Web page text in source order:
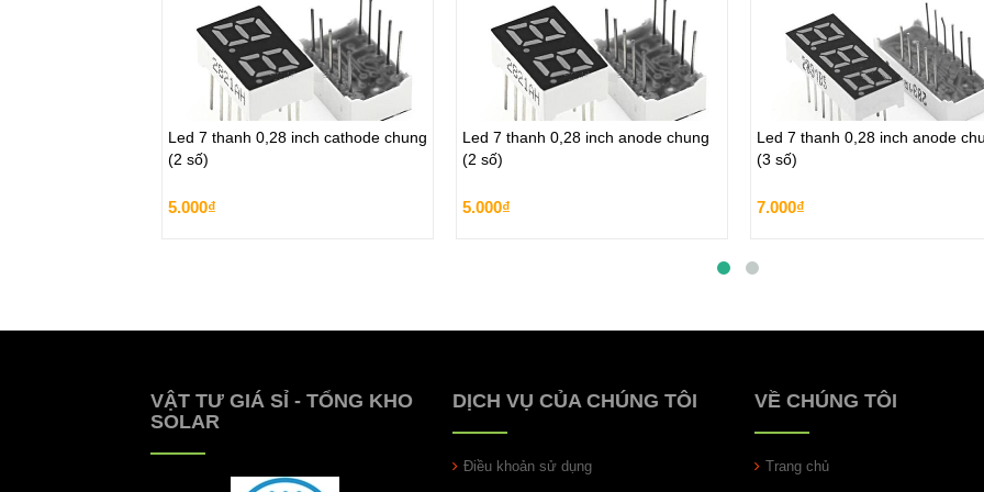
Led 7 thanh 0,28 inch cathode chung
(2 số)
5.000₫
Led 7 thanh 0,28 inch cathode chung
(2 số)
5.000₫
Led 7 thanh 0,28 inch anode chung
(2 số)
5.000₫
Led 7 thanh 0,28 inch anode chung
(2 số)
5.000₫
Led 7 thanh 0,28 inch anode
(3 số)
7.000₫
Led 7 thanh 0,28 inch anode
(3 số)
7.000₫
VẬT TƯ GIÁ SỈ - TỔNG KHO
SOLAR
DỊCH VỤ CỦA CHÚNG TÔI
Điều khoản sử dụng
VỀ CHÚNG TÔI
Trang chủ